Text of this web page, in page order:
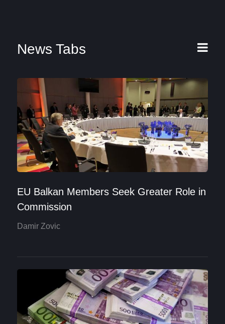
News Tabs
EU Balkan Members Seek Greater Role in
Commission
Damir Zovic